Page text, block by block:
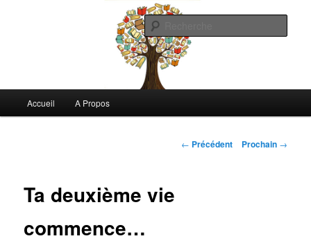
Commentaires littéraires en tout genre
principal
Accueil A Propos
Navigation
← Précédent Prochain →
Ta deuxième vie
commence…